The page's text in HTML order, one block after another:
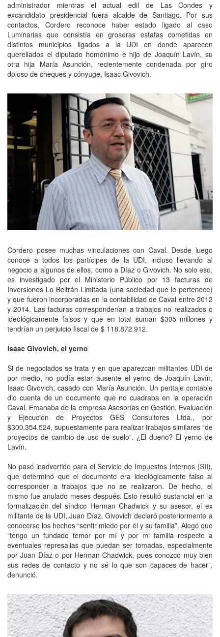
administrador mientras el actual edil de Las Condes y
excandidato presidencial fuera alcalde de Santiago. Por sus
contactos, Cordero reconoce haber estado ligado al caso
Luminarias que consistía en groseras estafas cometidas en
distintos municipios ligados a la UDI en donde aparecen
querellados el diputado homónimo e hijo de Joaquín Lavín, su
otra hija María Asunción, recientemente condenada por giro
doloso de cheques y cónyuge, Isaac Givovich.
Cordero posee muchas vinculaciones con Caval. Desde luego
conoce a todos los partícipes de la UDI, incluso llevando al
negocio a algunos de ellos, como a Díaz o Givovich. No solo eso,
es investigado por el Ministerio Público por 13 facturas de
Inversiones Lo Beltrán Limitada (una sociedad que le pertenece)
y que fueron incorporadas en la contabilidad de Caval entre 2012
y 2014. Las facturas corresponderían a trabajos no realizados o
ideológicamente falsos y que en total suman $305 millones y
tendrían un perjuicio fiscal de $ 118.872.912.
Isaac Givovich, el yerno
Si de negociados se trata y en que aparezcan militantes UDI de
por medio, no podía estar ausente el yerno de Joaquín Lavín,
Isaac Givovich, casado con María Asunción. Un peritaje contable
dio cuenta de un documento que no cuadraba en la operación
Caval. Emanaba de la empresa Asesorías en Gestión, Evaluación
y Ejecución de Proyectos GES Consultores Ltda., por
$300.354.524, supuestamente para realizar trabajos similares “de
proyectos de cambio de uso de suelo”. ¿El dueño? El yerno de
Lavín.
No pasó inadvertido para el Servicio de Impuestos Internos (SII),
que determinó que el documento era ideológicamente falso al
corresponder a trabajos que no se realizaron. De hecho, el
mismo fue anulado meses después. Esto resultó sustancial en la
formalización del síndico Herman Chadwick y su asesor, el ex
militante de la UDI, Juan Díaz. Givovich declaró posteriormente a
conocerse los hechos “sentir miedo por él y su familia”. Alegó que
“tengo un fundado temor por mí y por mi familia respecto a
eventuales represalias que puedan ser tomadas, especialmente
por Juan Díaz o por Herman Chadwick, pues conozco muy bien
sus redes de contacto y no sé lo que son capaces de hacer”,
denunció.